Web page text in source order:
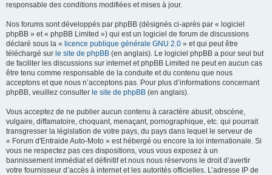
responsable des conditions modifiées et mises à jour.
Nos forums sont développés par phpBB (désignés ci-après par « logiciel
phpBB » et « phpBB Limited ») qui est un logiciel de forum de discussions
déclaré sous la « licence publique générale GNU 2.0 » et qui peut être
téléchargé sur le site de phpBB (en anglais). Le logiciel phpBB a pour seul but
de faciliter les discussions sur internet et phpBB Limited ne peut en aucun cas
être tenu comme responsable de la conduite et du contenu que nous
acceptons et que nous n’acceptons pas. Pour plus d’informations concernant
phpBB, veuillez consulter le site de phpBB (en anglais).
Vous acceptez de ne publier aucun contenu à caractère abusif, obscène,
vulgaire, diffamatoire, choquant, menaçant, pornographique, etc. qui pourrait
transgresser la législation de votre pays, du pays dans lequel le serveur de
« Forum d'Entraide Auto-Moto » est hébergé ou encore la loi internationale. Si
vous ne respectez pas ces dispositions, vous vous exposez à un
bannissement immédiat et définitif et nous nous réservons le droit d’avertir
votre fournisseur d’accès à internet et les autorités officielles. L’adresse IP de